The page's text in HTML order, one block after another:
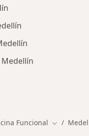
Funcional Cambiar